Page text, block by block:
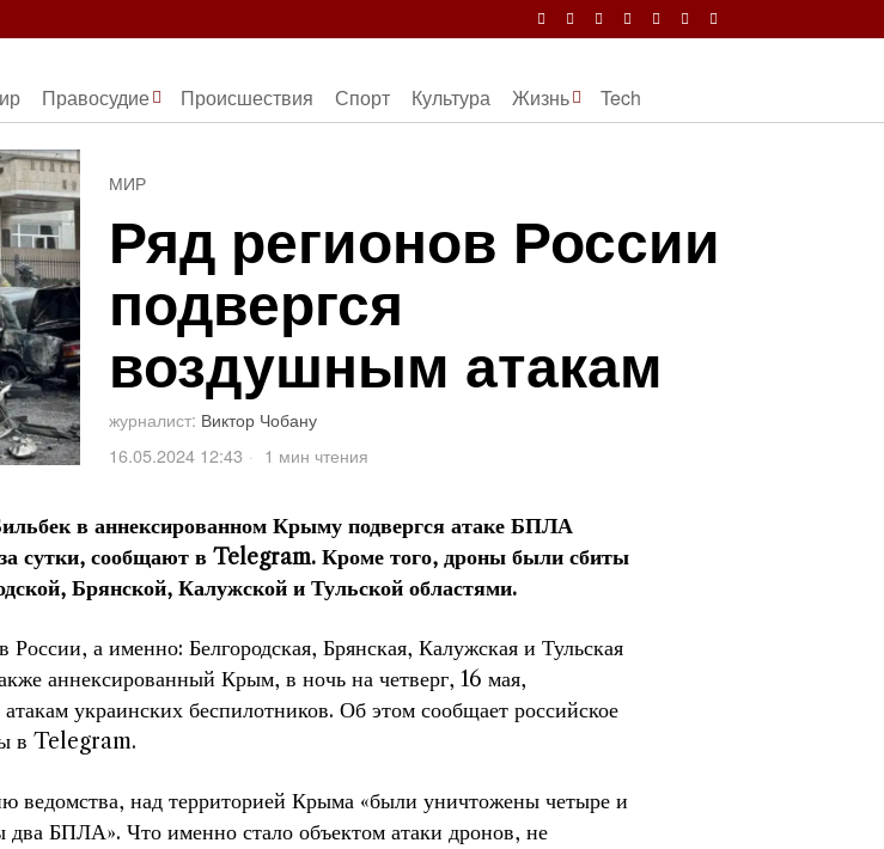
Правосудие Происшествия Спорт Культура Жизнь Tech
МИР
Ряд регионов России
подвергся
воздушным атакам
журналист: Виктор Чобану
16.05.2024 12:43
1 мин чтения
в аннексированном Крыму подвергся атаке БПЛА
сутки, сообщают в Telegram. Кроме того, дроны были сбиты
Брянской, Калужской и Тульской областями.
России, а именно: Белгородская, Брянская, Калужская и Тульская
аннексированный Крым, в ночь на четверг, 16 мая,
атакам украинских беспилотников. Об этом сообщает российское
в Telegram.
ведомства, над территорией Крыма «были уничтожены четыре и
два БПЛА». Что именно стало объектом атаки дронов, не